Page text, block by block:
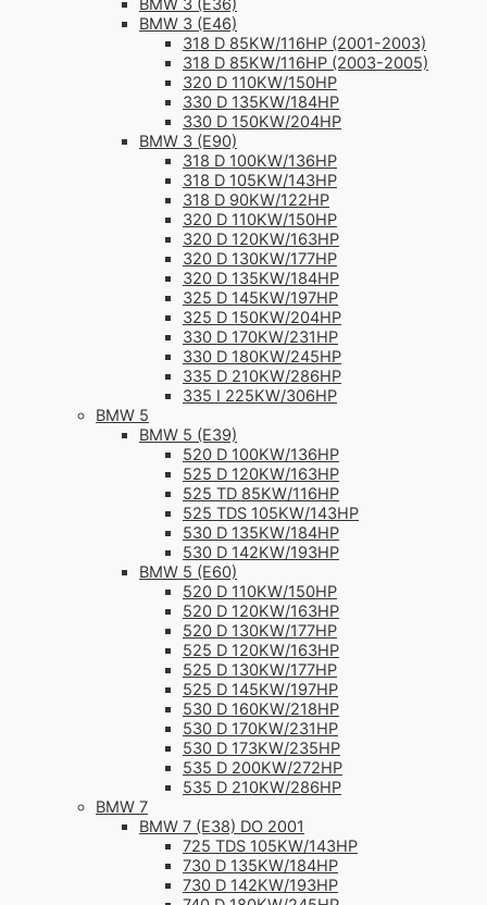
BMW 3 (E36)
BMW 3 (E46)
318 D 85KW/116HP (2001-2003)
318 D 85KW/116HP (2003-2005)
320 D 110KW/150HP
330 D 135KW/184HP
330 D 150KW/204HP
BMW 3 (E90)
318 D 100KW/136HP
318 D 105KW/143HP
318 D 90KW/122HP
320 D 110KW/150HP
320 D 120KW/163HP
320 D 130KW/177HP
320 D 135KW/184HP
325 D 145KW/197HP
325 D 150KW/204HP
330 D 170KW/231HP
330 D 180KW/245HP
335 D 210KW/286HP
335 I 225KW/306HP
BMW 5
BMW 5 (E39)
520 D 100KW/136HP
525 D 120KW/163HP
525 TD 85KW/116HP
525 TDS 105KW/143HP
530 D 135KW/184HP
530 D 142KW/193HP
BMW 5 (E60)
520 D 110KW/150HP
520 D 120KW/163HP
520 D 130KW/177HP
525 D 120KW/163HP
525 D 130KW/177HP
525 D 145KW/197HP
530 D 160KW/218HP
530 D 170KW/231HP
530 D 173KW/235HP
535 D 200KW/272HP
535 D 210KW/286HP
BMW 7
BMW 7 (E38) DO 2001
725 TDS 105KW/143HP
730 D 135KW/184HP
730 D 142KW/193HP